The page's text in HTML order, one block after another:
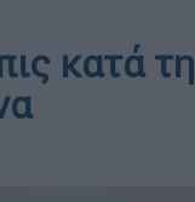
κατά